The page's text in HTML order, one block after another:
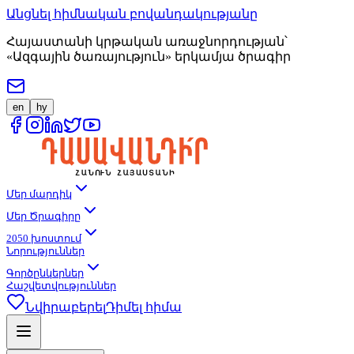
Անցնել հիմնական բովանդակությանը
Հայաստանի կրթական առաջնորդության՝
«Ազգային ծառայություն» երկամյա ծրագիր
en hy
Մեր մարդիկ
Մեր Ծրագիրը
2050 խոստում
Նորություններ
Գործընկերներ
Հաշվետվություններ
ՆվիրաբերելԴիմել հիմա